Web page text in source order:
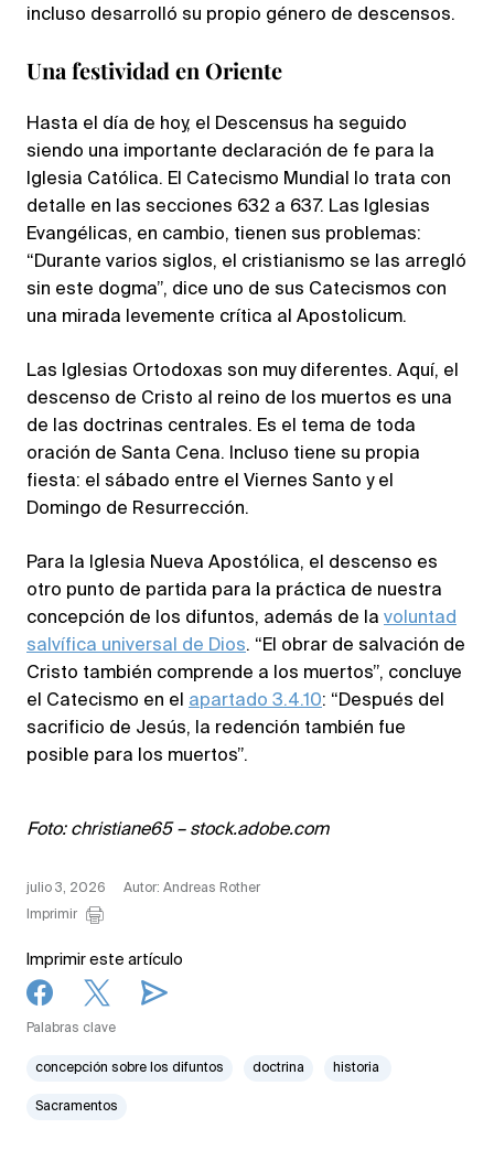
incluso desarrolló su propio género de descensos.
Una festividad en Oriente
Hasta el día de hoy, el Descensus ha seguido
siendo una importante declaración de fe para la
Iglesia Católica. El Catecismo Mundial lo trata con
detalle en las secciones 632 a 637. Las Iglesias
Evangélicas, en cambio, tienen sus problemas:
“Durante varios siglos, el cristianismo se las arregló
sin este dogma”, dice uno de sus Catecismos con
una mirada levemente crítica al Apostolicum.
Las Iglesias Ortodoxas son muy diferentes. Aquí, el
descenso de Cristo al reino de los muertos es una
de las doctrinas centrales. Es el tema de toda
oración de Santa Cena. Incluso tiene su propia
fiesta: el sábado entre el Viernes Santo y el
Domingo de Resurrección.
Para la Iglesia Nueva Apostólica, el descenso es
otro punto de partida para la práctica de nuestra
concepción de los difuntos, además de la voluntad
salvífica universal de Dios. “El obrar de salvación de
Cristo también comprende a los muertos”, concluye
el Catecismo en el apartado 3.4.10: “Después del
sacrificio de Jesús, la redención también fue
posible para los muertos”.
Foto: christiane65 – stock.adobe.com
julio 3, 2026
Autor: Andreas Rother
Imprimir
Imprimir este artículo
Palabras clave
concepción sobre los difuntos doctrina historia
Sacramentos